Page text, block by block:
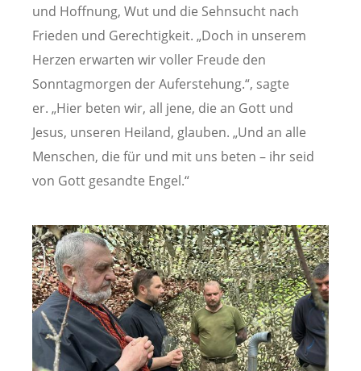
und Hoffnung, Wut und die Sehnsucht nach
Frieden und Gerechtigkeit. „Doch in unserem
Herzen erwarten wir voller Freude den
Sonntagmorgen der Auferstehung.“, sagte
er. „Hier beten wir, all jene, die an Gott und
Jesus, unseren Heiland, glauben. „Und an alle
Menschen, die für und mit uns beten – ihr seid
von Gott gesandte Engel.“
Image